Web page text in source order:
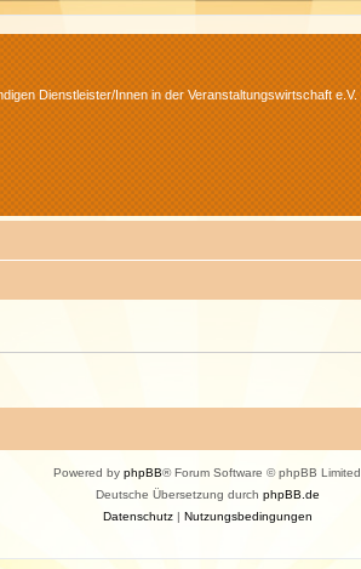
Dienstleister/Innen in der Veranstaltungswirtschaft e.V.
Powered by phpBB® Forum Software © phpBB Limited
Deutsche Übersetzung durch phpBB.de
Datenschutz| Nutzungsbedingungen